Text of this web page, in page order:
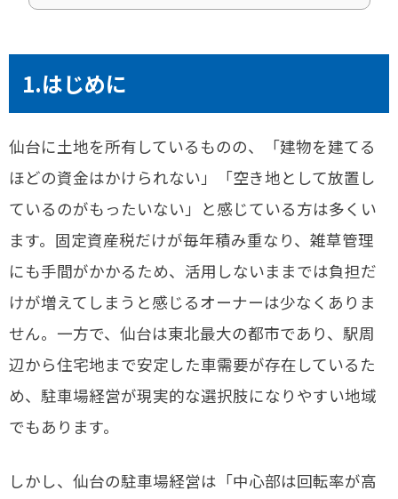
1.はじめに
仙台に土地を所有しているものの、「建物を建てる
ほどの資金はかけられない」「空き地として放置し
ているのがもったいない」と感じている方は多くい
ます。固定資産税だけが毎年積み重なり、雑草管理
にも手間がかかるため、活用しないままでは負担だ
けが増えてしまうと感じるオーナーは少なくありま
せん。一方で、仙台は東北最大の都市であり、駅周
辺から住宅地まで安定した車需要が存在しているた
め、駐車場経営が現実的な選択肢になりやすい地域
でもあります。
しかし、仙台の駐車場経営は「中心部は回転率が高